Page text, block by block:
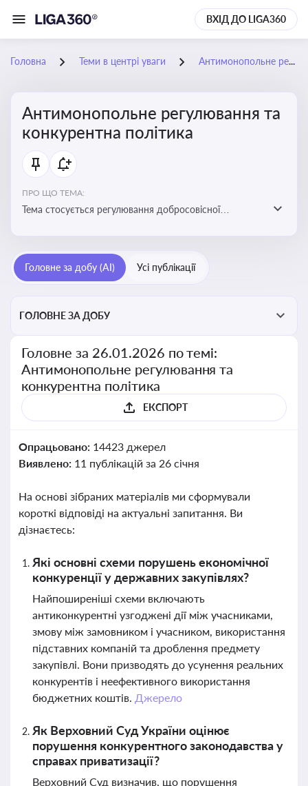
ВХІД ДО LIGA360
Головна Теми в центрі уваги Антимонопольне регулювання та конкурентна політика
Антимонопольне регулювання та
конкурентна політика
ПРО ЩО ТЕМА:
Тема стосується регулювання добросовісної
забезпечення рівних умов для суб’єктів
господарювання
Головне за добу (AI) Усі публікації
ГОЛОВНЕ ЗА ДОБУ
Головне за 26.01.2026 по темі:
Антимонопольне регулювання та
конкурентна політика
ЕКСПОРТ
Опрацьовано: 14423 джерел
Виявлено: 11 публікацій за 26 січня
На основі зібраних матеріалів ми сформували
короткі відповіді на актуальні запитання. Ви
дізнаєтесь:
Які основні схеми порушень економічної
конкуренції у державних закупівлях?
Найпоширеніші схеми включають
антиконкурентні узгоджені дії між учасниками,
змову між замовником і учасником, використання
підставних компаній та дроблення предмету
закупівлі. Вони призводять до усунення реальних
конкурентів і неефективного використання
бюджетних коштів. Джерело
Як Верховний Суд України оцінює
порушення конкурентного законодавства у
справах приватизації?
Верховний Суд визначив, що порушення